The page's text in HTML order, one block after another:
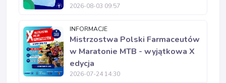
2026-08-03 09:57
INFORMACJE
Mistrzostwa Polski Farmaceutów
w Maratonie MTB - wyjątkowa X
edycja
2026-07-24 14:30